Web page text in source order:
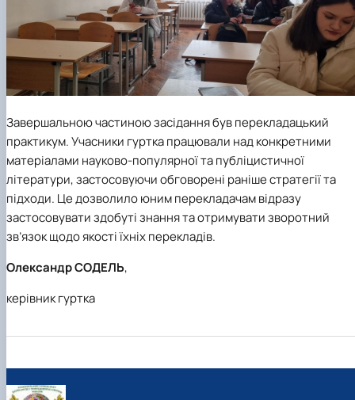
Завершальною частиною засідання був перекладацький
практикум. Учасники гуртка працювали над конкретними
матеріалами науково-популярної та публіцистичної
літератури, застосовуючи обговорені раніше стратегії та
підходи. Це дозволило юним перекладачам відразу
застосовувати здобуті знання та отримувати зворотний
зв’язок щодо якості їхніх перекладів.
Олександр СОДЕЛЬ,
керівник гуртка